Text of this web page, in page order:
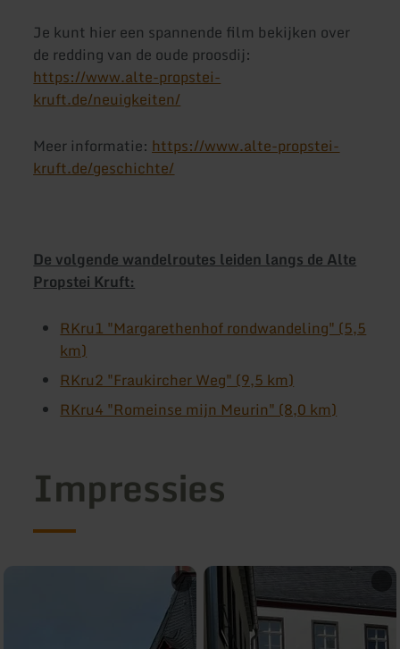
Je kunt hier een spannende film bekijken over
de redding van de oude proosdij:
https://www.alte-propstei-
kruft.de/neuigkeiten/
Meer informatie: https://www.alte-propstei-
kruft.de/geschichte/
De volgende wandelroutes leiden langs de Alte
Propstei Kruft:
RKru1 "Margarethenhof rondwandeling" (5,5
km)
RKru2 "Fraukircher Weg" (9,5 km)
RKru4 "Romeinse mijn Meurin" (8,0 km)
Impressies